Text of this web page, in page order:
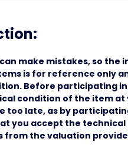
make mistakes, so the
is for reference only
Before participating
condition of the item at
too late, as by
you accept the
the valuation